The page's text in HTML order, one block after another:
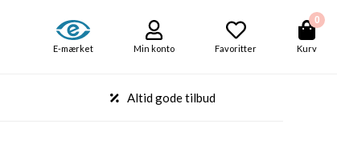
E-mærket Min konto Favoritter
0
Kurv
Altid gode tilbud